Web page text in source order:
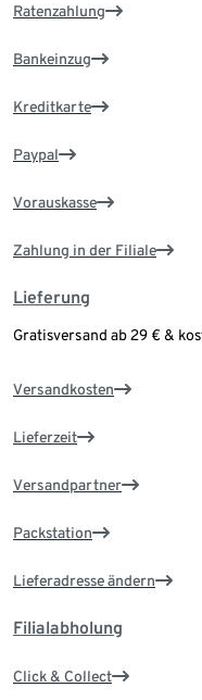
Ratenzahlung
Bankeinzug
Kreditkarte
Paypal
Vorauskasse
Zahlung in der Filiale
Lieferung
Gratisversand ab 29 € &
Versandkosten
Lieferzeit
Versandpartner
Packstation
Lieferadresse ändern
Filialabholung
Click & Collect